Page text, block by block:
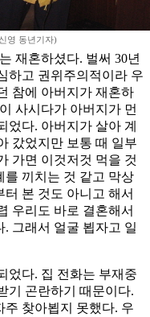
영 동년기자)
재혼하셨다. 벌써 30년
하고 권위주의적이라 우
참에 아버지가 재혼하
사시다가 아버지가 먼
었다. 아버지가 살아 계
갔었지만 보통 때 일부
가면 이것저것 먹을 것
를 끼치는 것 같고 막상
본 것도 아니고 해서
우리도 바로 결혼해서
그래서 얼굴 뵙자고 일
었다. 집 전화는 부재중
기 곤란하기 때문이다.
주 찾아뵙지 못했다. 우